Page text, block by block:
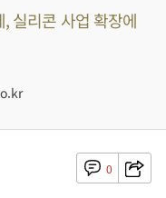
실리콘 사업 확장에
0